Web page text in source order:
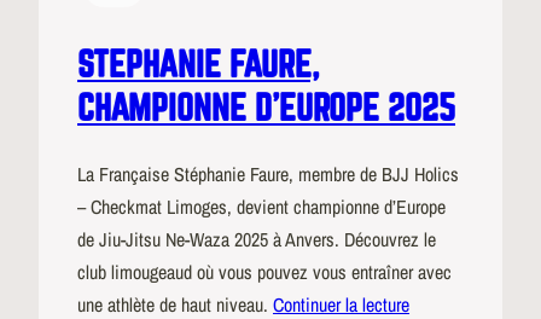
STEPHANIE FAURE,
CHAMPIONNE D’EUROPE 2025
La Française Stéphanie Faure, membre de BJJ Holics
– Checkmat Limoges, devient championne d’Europe
de Jiu-Jitsu Ne-Waza 2025 à Anvers. Découvrez le
club limougeaud où vous pouvez vous entraîner avec
une athlète de haut niveau. Continuer la lecture